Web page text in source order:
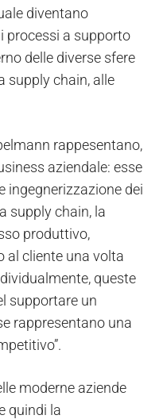
diventano
processi a supporto
delle diverse sfere
supply chain, alle
rappesentano,
aziendale: esse
ingegnerizzazione dei
supply chain, la
produttivo,
al cliente una volta
queste
supportare un
rappresentano una
moderne aziende
quindi la